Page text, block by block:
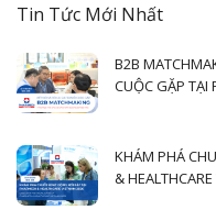
Tin Tức Mới Nhất
B2B
CUỘC GẶP TẠI
KHÁM PHÁ
&